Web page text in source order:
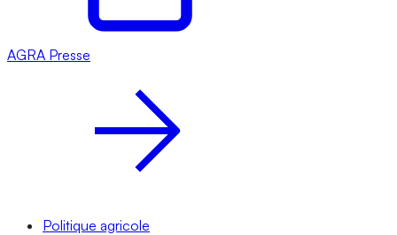
AGRA Presse
Politique agricole